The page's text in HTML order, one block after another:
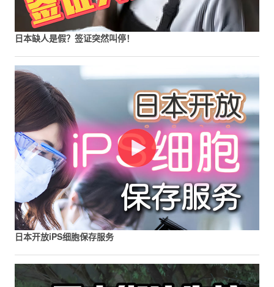
日本缺人是假？签证突然叫停！
日本开放iPS细胞保存服务